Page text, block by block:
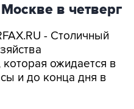
в четверг
- Столичный
ожидается в
и до конца дня в